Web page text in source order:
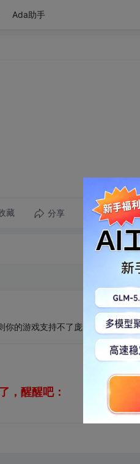
Ada助手
藏 分享 转发到动态
你的游戏支持不了庞大的客户数
，醒醒吧：